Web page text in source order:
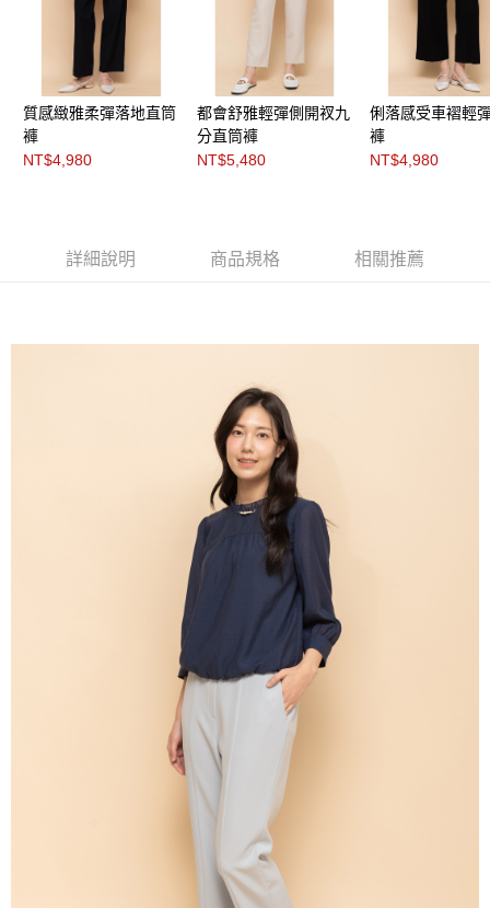
４．使用「AFTEE先享後付」時，將依據個別帳號之用戶狀況，依本公司即
時審查核予不同之上限額度；若仍有額度不足之情形，本公司將視審查結果
請求用戶進行身份認證。
５．嚴禁一人註冊多個帳號或使用他人資訊註冊。若發現惡意使用之情形，
恩沛科技股份有限公司將有權停止該用戶之使用額度並採取法律行動。
質感緻雅柔彈落地直筒
褲
NT$4,980
都會舒雅輕彈側開衩九
分直筒褲
NT$5,480
俐落感受車褶輕
褲
NT$4,980
詳細說明 商品規格 相關推薦